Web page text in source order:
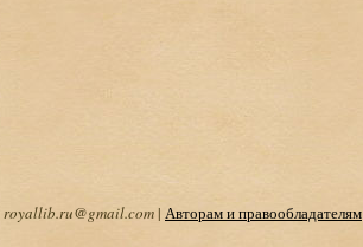
royallib.ru@gmail.com| Авторам и правообладателям